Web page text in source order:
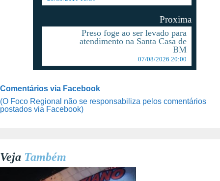
Proxima
Preso foge ao ser levado para
atendimento na Santa Casa de
BM
07/08/2026 20:00
Comentários via Facebook
(O Foco Regional não se responsabiliza pelos comentários
postados via Facebook)
Veja Também